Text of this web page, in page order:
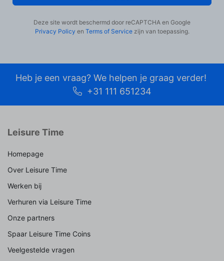
Deze site wordt beschermd door reCAPTCHA en Google
Privacy Policy en Terms of Servicezijn van toepassing.
Heb je een vraag? We helpen je graag verder!
+31 111 651234
Leisure Time
Homepage
Over Leisure Time
Werken bij
Verhuren via Leisure Time
Onze partners
Spaar Leisure Time Coins
Veelgestelde vragen